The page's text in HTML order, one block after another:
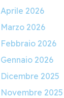
Aprile 2026
Marzo 2026
Febbraio 2026
Gennaio 2026
Dicembre 2025
Novembre 2025